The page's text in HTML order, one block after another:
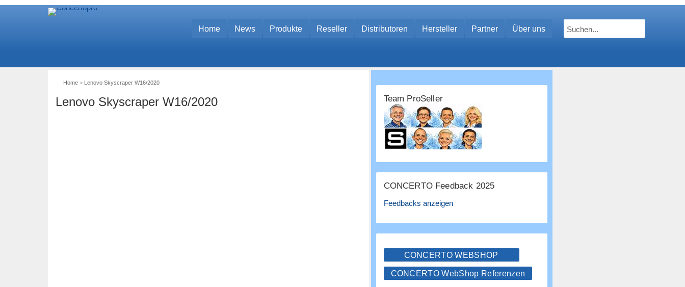
Home News Produkte Reseller Distributoren Hersteller Partner Über uns
Home> Lenovo Skyscraper W16/2020
Lenovo Skyscraper W16/2020 Team ProSeller
CONCERTO Feedback 2025
Feedbacks anzeigen
CONCERTO WEBSHOP
CONCERTO WebShop Referenzen